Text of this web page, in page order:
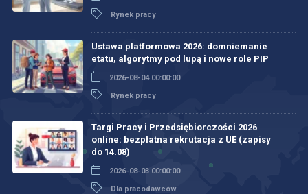
Rynek pracy
Ustawa platformowa 2026: domniemanie
etatu, algorytmy pod lupą i nowe role PIP
2026-08-04 00:00:00
Rynek pracy
Targi Pracy i Przedsiębiorczości 2026
online: bezpłatna rekrutacja z UE (zapisy
do 14.08)
2026-08-03 00:00:00
Dla pracodawców